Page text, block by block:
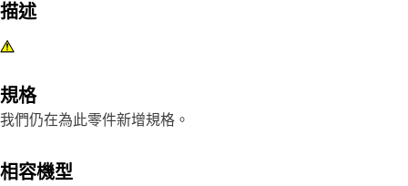
描述
規格
我們仍在為此零件新增規格。
相容機型